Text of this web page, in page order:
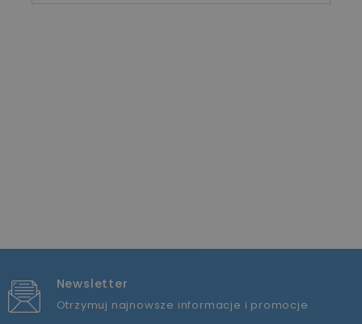
Newsletter
Otrzymuj najnowsze informacje i promocje